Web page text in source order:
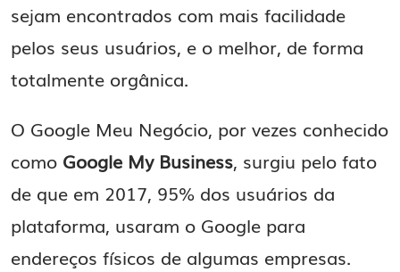
sejam encontrados com mais facilidade
pelos seus usuários, e o melhor, de forma
totalmente orgânica.
O Google Meu Negócio, por vezes conhecido
como Google My Business, surgiu pelo fato
de que em 2017, 95% dos usuários da
plataforma, usaram o Google para
endereços físicos de algumas empresas.